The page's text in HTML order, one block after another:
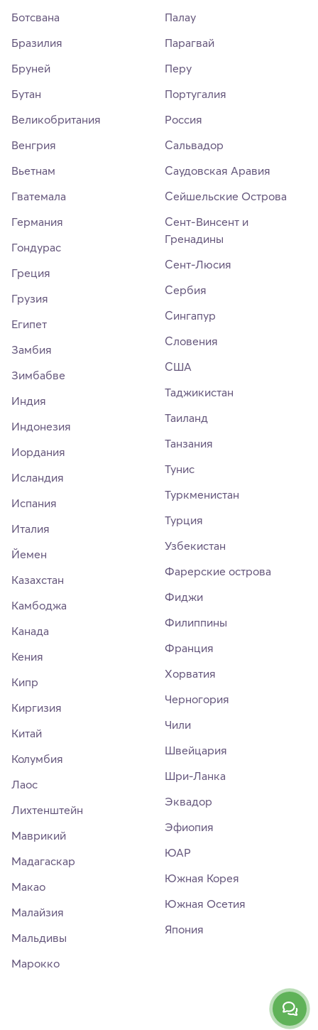
Ботсвана
Бразилия
Бруней
Бутан
Великобритания
Венгрия
Вьетнам
Гватемала
Германия
Гондурас
Греция
Грузия
Египет
Замбия
Зимбабве
Индия
Индонезия
Иордания
Исландия
Испания
Италия
Йемен
Казахстан
Камбоджа
Канада
Кения
Кипр
Киргизия
Китай
Колумбия
Лаос
Лихтенштейн
Маврикий
Мадагаскар
Макао
Малайзия
Мальдивы
Марокко
Палау
Парагвай
Перу
Португалия
Россия
Сальвадор
Саудовская Аравия
Сейшельские Острова
Сент-Винсент и
Гренадины
Сент-Люсия
Сербия
Сингапур
Словения
США
Таджикистан
Таиланд
Танзания
Тунис
Туркменистан
Турция
Узбекистан
Фарерские острова
Фиджи
Филиппины
Франция
Хорватия
Черногория
Чили
Швейцария
Шри-Ланка
Эквадор
Эфиопия
ЮАР
Южная Корея
Южная Осетия
Япония